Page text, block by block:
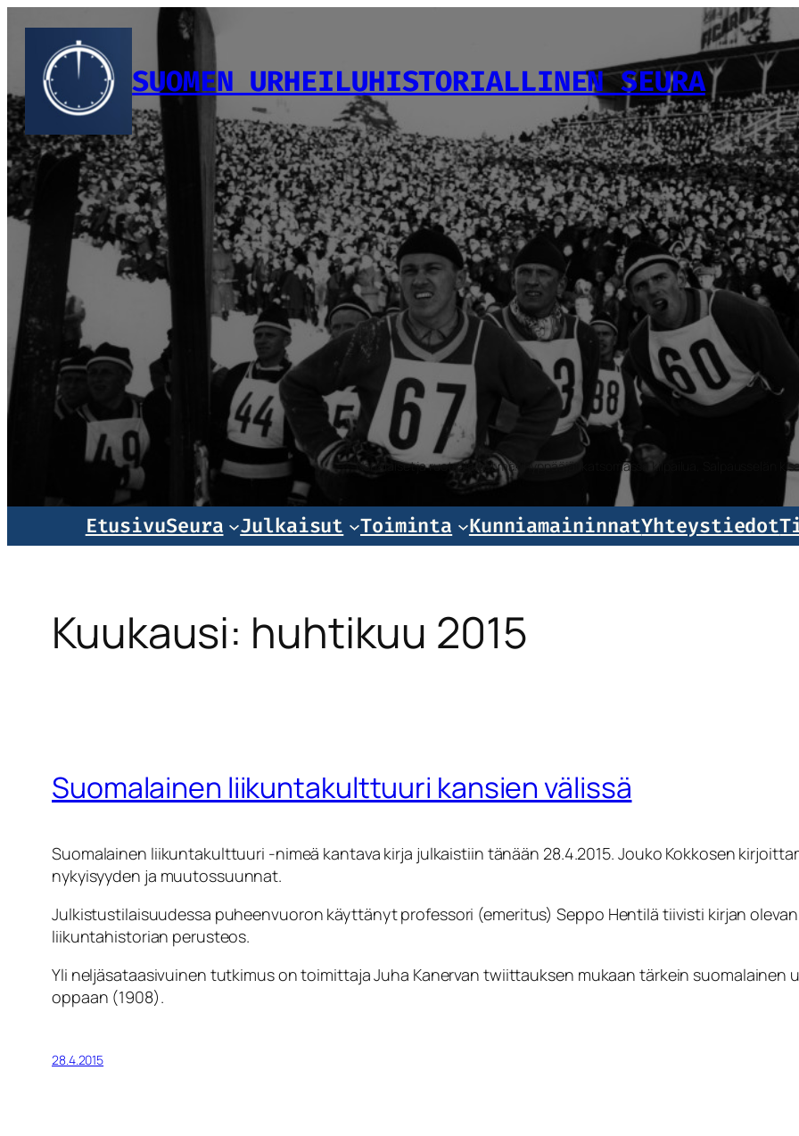
sisältöön
SUOMEN URHEILUHISTORIALLINEN SEURA
Norjalaiset ja ruotsalaiset mäkihyppääjät katsomassa kilpailua, Salpausselän
EtusivuSeura Julkaisut Toiminta KunniamaininnatYhteystiedot
Kuukausi: huhtikuu 2015
Suomalainen liikuntakulttuuri kansien välissä
Suomalainen liikuntakulttuuri -nimeä kantava kirja julkaistiin tänään 28.4.2015. Jouko Kokkosen
nykyisyyden ja muutossuunnat.
Julkistustilaisuudessa puheenvuoron käyttänyt professori (emeritus) Seppo Hentilä tiivisti kirjan
liikuntahistorian perusteos.
Yli neljäsataasivuinen tutkimus on toimittaja Juha Kanervan twiittauksen mukaan tärkein suomalainen
oppaan (1908).
28.4.2015